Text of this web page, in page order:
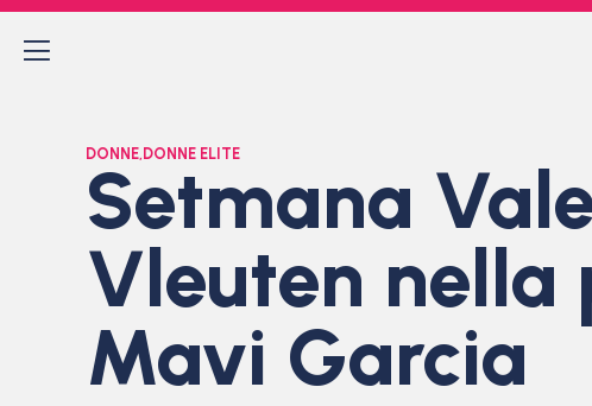
DONNE, DONNE ELITE
Setmana
Vleuten nella
Mavi Garcia